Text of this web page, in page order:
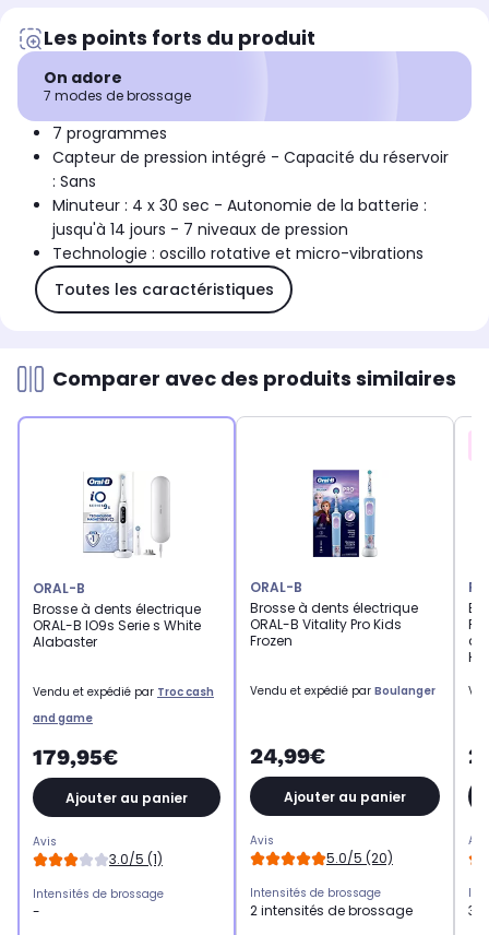
Les points forts du produit
On adore
7 modes de brossage
7 programmes
Capteur de pression intégré - Capacité du réservoir
: Sans
Minuteur : 4 x 30 sec - Autonomie de la batterie :
jusqu'à 14 jours - 7 niveaux de pression
Technologie : oscillo rotative et micro-vibrations
Toutes les caractéristiques
Comparer avec des produits similaires
ORAL-B
Brosse à dents électrique
ORAL-B IO9s Serie s White
Alabaster
Vendu et expédié par Troc cash
and game
179,95€
Ajouter au panier
Avis
3.0/5 (1)
Intensités de brossage
-
ORAL-B
Brosse à dents électrique
ORAL-B Vitality Pro Kids
Frozen
Vendu et expédié par Boulanger
24,99€
Ajouter au panier
Avis
5.0/5 (20)
Intensités de brossage
2 intensités de brossage 3